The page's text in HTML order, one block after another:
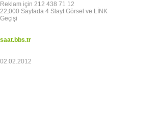
Reklam için 212 438 71 12
22,000 Sayfada 4 Slayt Görsel ve LİNK
Geçişi
saat.bbs.tr
02.02.2012